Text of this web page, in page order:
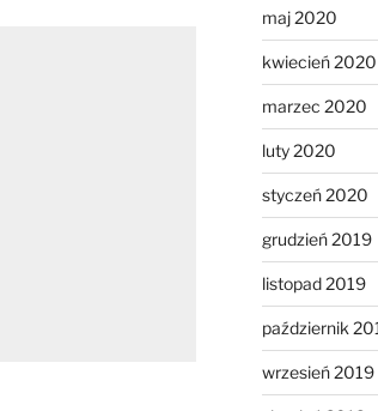
maj 2020
kwiecień 2020
marzec 2020
luty 2020
styczeń 2020
grudzień 2019
listopad 2019
październik
wrzesień 2019